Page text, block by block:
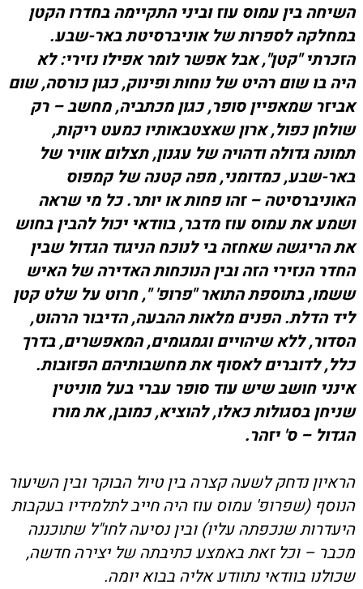
השיחה בין עמוס עוז וביני התקיימה בחדרו הקטן
במחלקה לספרות של אוניברסיטת באר-שבע.
הזכרתי "קטן", אבל אפשר לומר אפילו נזירי: לא
היה בו שום רהיט של נוחות ופינוק, כגון כורסה, שום
אביזר שמאפיין סופר, כגון מכתביה, מחשב– רק
שולחן כפול, ארון שאצטבאותיו כמעט ריקות,
תמונה גדולה ודהויה של עגנון, תצלום אוויר של
באר-שבע, כמדומני, מפה קטנה של קמפוס
האוניברסיטה– זהו פחות או יותר. כל מי שראה
ושמע את עמוס עוז מדבר, בוודאי יכול להבין בחוש
את הריגשה שאחזה בי לנוכח הניגוד הגדול שבין
החדר הנזירי הזה ובין הנוכחות האדירה של האיש
ששמו, בתוספת התואר "פרופ' ", חרוט על שלט קטן
ליד הדלת. הפנים מלאות ההבעה, הדיבור הרהוט,
הסדור, ללא שיהויים וגמגומים, המאפשרים, בדרך
כלל, לדוברים לאסוף את מחשבותיהם הפזובות.
אינני חושב שיש עוד סופר עברי בעל מוניטין
שניחן בסגולות כאלו, להוציא, כמובן, את מורו
הגדול– ס' יזהר.
הראיון נדחק לשעה קצרה בין טיול הבוקר ובין השיעור
הנוסף (שפרופ' עמוס עוז היה חייב לתלמידיו בעקבות
היעדרות שנכפתה עליו) ובין נסיעה לחו"ל שתוכננה
מכבר– וכל זאת באמצע כתיבתה של יצירה חדשה,
שכולנו בוודאי נתוודע אליה בבוא יומה.